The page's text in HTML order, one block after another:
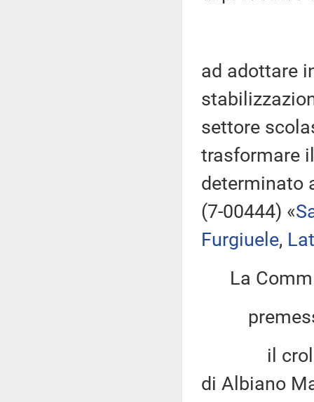
ad adottare
settore
trasformare
determinato
(7-00444) «
Furgiuele,
La
il crollo
di Albiano